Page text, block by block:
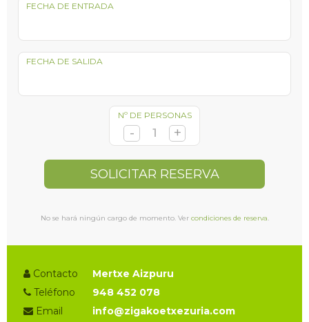
FECHA DE ENTRADA
FECHA DE SALIDA
Nº DE PERSONAS
SOLICITAR RESERVA
No se hará ningún cargo de momento. Ver condiciones de reserva.
Contacto
Mertxe Aizpuru
Teléfono
948 452 078
Email
info@zigakoetxezuria.com